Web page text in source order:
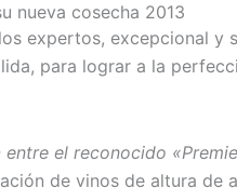
nueva cosecha 2013
expertos, excepcional
para lograr a la
entre el reconocido
de vinos de altura de